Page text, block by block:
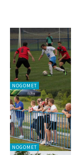
NOGOMET
NOGOMET